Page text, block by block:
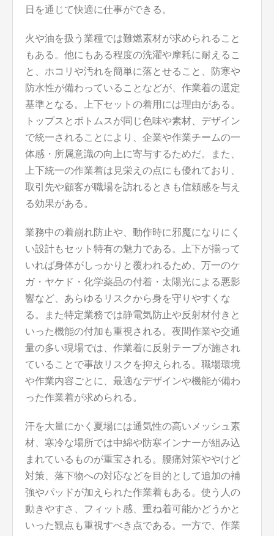
日を通じて快適に仕事ができる。
火や油を扱う業種では難燃素材が求められること
もある。他にもある程度の洗濯や摩耗に耐えるこ
と、ホコリや汚れを簡単に落とせること、防寒や
防水性が備わっていることなどが、作業着の選定
基準となる。上下セットの着用には理由がある。
トップスとボトムスが同じ色味や素材、デザイン
で統一されることにより、企業や作業チームの一
体感・所属意識の向上に寄与するためだ。また、
上下統一の作業着は見栄えの点にも優れており、
取引先や顧客が職場を訪れるときも信頼感を与え
る効果がある。
業務中の着崩れ防止や、動作時に邪魔になりにく
い設計もセット特有の魅力である。上下が揃って
いれば身体がしっかりと覆われるため、万一のケ
ガ・ヤケド・化学薬品の付着・太陽光による悪影
響など、あらゆるリスクから身を守りやすくな
る。また特定業務では静電気防止や反射材付きと
いった機能の付加も重視される。夜間作業や交通
量の多い現場では、作業着に反射テープが施され
ていることで事故リスクを抑えられる。職場環境
や作業内容ごとに、最適なデザインや機能が備わ
った作業着が求められる。
汗を大量にかく夏場には通気性の高いメッシュ素
材、寒冷な場所では中綿や防寒インナーが組み込
まれているものが重宝される。腰痛対策ややけど
対策、落下物への対応などを目的として追加の補
強やパッドが加えられた作業着もある。使う人の
動きやすさ、フィット感、重ね着可能かどうかと
いった観点も重視すべき点である。一方で、作業